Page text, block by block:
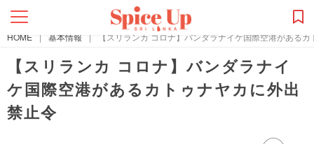
HOME | 基本情報 | 【スリランカ コロナ】バンダラナイケ国際空港がある
【スリランカ コロナ】バンダラナイ
ケ国際空港があるカトゥナヤカに外出
禁止令